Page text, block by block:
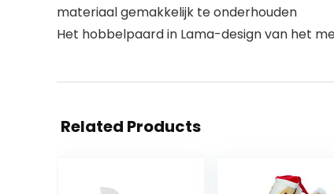
materiaal gemakkelijk te onderhouden
Het hobbelpaard in Lama-design van het
Related Products